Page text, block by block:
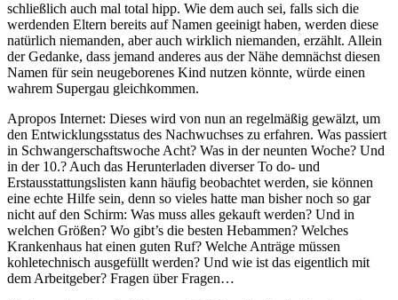
schließlich auch mal total hipp. Wie dem auch sei, falls sich die
werdenden Eltern bereits auf Namen geeinigt haben, werden diese
natürlich niemanden, aber auch wirklich niemanden, erzählt. Allein
der Gedanke, dass jemand anderes aus der Nähe demnächst diesen
Namen für sein neugeborenes Kind nutzen könnte, würde einen
wahrem Supergau gleichkommen.
Apropos Internet: Dieses wird von nun an regelmäßig gewälzt, um
den Entwicklungsstatus des Nachwuchses zu erfahren. Was passiert
in Schwangerschaftswoche Acht? Was in der neunten Woche? Und
in der 10.? Auch das Herunterladen diverser To do- und
Erstausstattungslisten kann häufig beobachtet werden, sie können
eine echte Hilfe sein, denn so vieles hatte man bisher noch so gar
nicht auf den Schirm: Was muss alles gekauft werden? Und in
welchen Größen? Wo gibt’s die besten Hebammen? Welches
Krankenhaus hat einen guten Ruf? Welche Anträge müssen
kohletechnisch ausgefüllt werden? Und wie ist das eigentlich mit
dem Arbeitgeber? Fragen über Fragen…